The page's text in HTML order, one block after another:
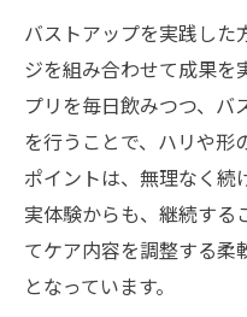
バストアップを実践した
ジを組み合わせて成果を
プリを毎日飲みつつ、バ
を行うことで、ハリや形
ポイントは、無理なく続
実体験からも、継続する
てケア内容を調整する柔
となっています。